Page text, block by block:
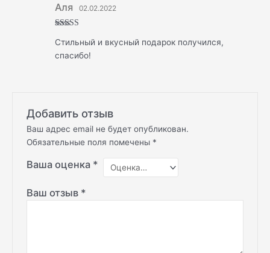
из 5
Аля 02.02.2022
Стильный и вкусный подарок получился,
спасибо!
Добавить отзыв
Ваш адрес email не будет опубликован.
Обязательные поля помечены *
Ваша оценка *
Ваш отзыв *